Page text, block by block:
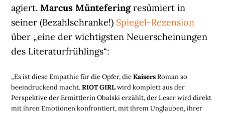
agiert.Marcus Münteferingresümiert in
seiner (Bezahlschranke!) Spiegel-Rezension
über „eine der wichtigsten Neuerscheinungen
des Literaturfrühlings“:
„Es ist diese Empathie für die Opfer, dieKaisersRoman so
beeindruckend macht.RIOT GIRLwird komplett aus der
Perspektive der Ermittlerin Obalski erzählt, der Leser wird direkt
mit ihren Emotionen konfrontiert, mit ihrem Unglauben, ihrer